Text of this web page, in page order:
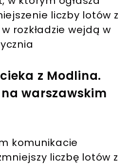
liczby lotów z
rozkładzie wejdą w
z Modlina.
warszawskim
komunikacie
liczbę lotów z